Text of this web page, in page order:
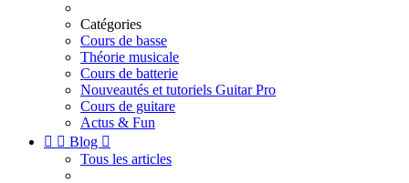
Catégories
Cours de basse
Théorie musicale
Cours de batterie
Nouveautés et tutoriels Guitar Pro
Cours de guitare
Actus & Fun
  Blog 
Tous les articles